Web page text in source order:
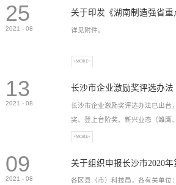
25
2021 - 08 详见附件。
+MORE+
13
2021 - 08
长沙市企业激励奖评选办法
长沙市企业激励奖评选办法已出台
奖、登上台阶奖、新兴业态（雏鹰
）奖等，最高奖励2...
+MORE+
09
2021 - 08
各区县（市）科技局，各有关单位